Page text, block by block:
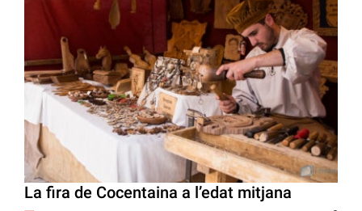
La fira de Cocentaina a l’edat mitjana